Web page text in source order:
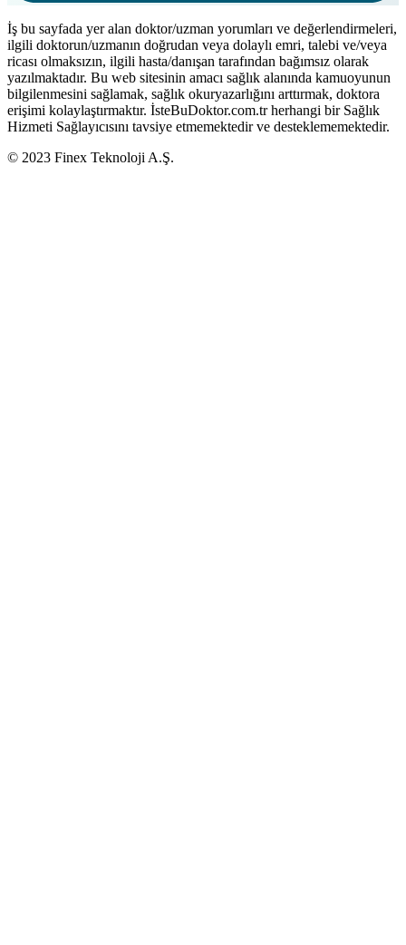
İş bu sayfada yer alan doktor/uzman yorumları ve değerlendirmeleri,
ilgili doktorun/uzmanın doğrudan veya dolaylı emri, talebi ve/veya
ricası olmaksızın, ilgili hasta/danışan tarafından bağımsız olarak
yazılmaktadır. Bu web sitesinin amacı sağlık alanında kamuoyunun
bilgilenmesini sağlamak, sağlık okuryazarlığını arttırmak, doktora
erişimi kolaylaştırmaktır. İsteBuDoktor.com.tr herhangi bir Sağlık
Hizmeti Sağlayıcısını tavsiye etmemektedir ve desteklememektedir.
© 2023 Finex Teknoloji A.Ş.